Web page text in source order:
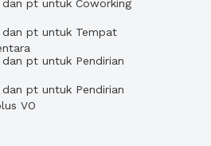
pt untuk Coworking
pt untuk Tempat
pt untuk Pendirian
pt untuk Pendirian
VO